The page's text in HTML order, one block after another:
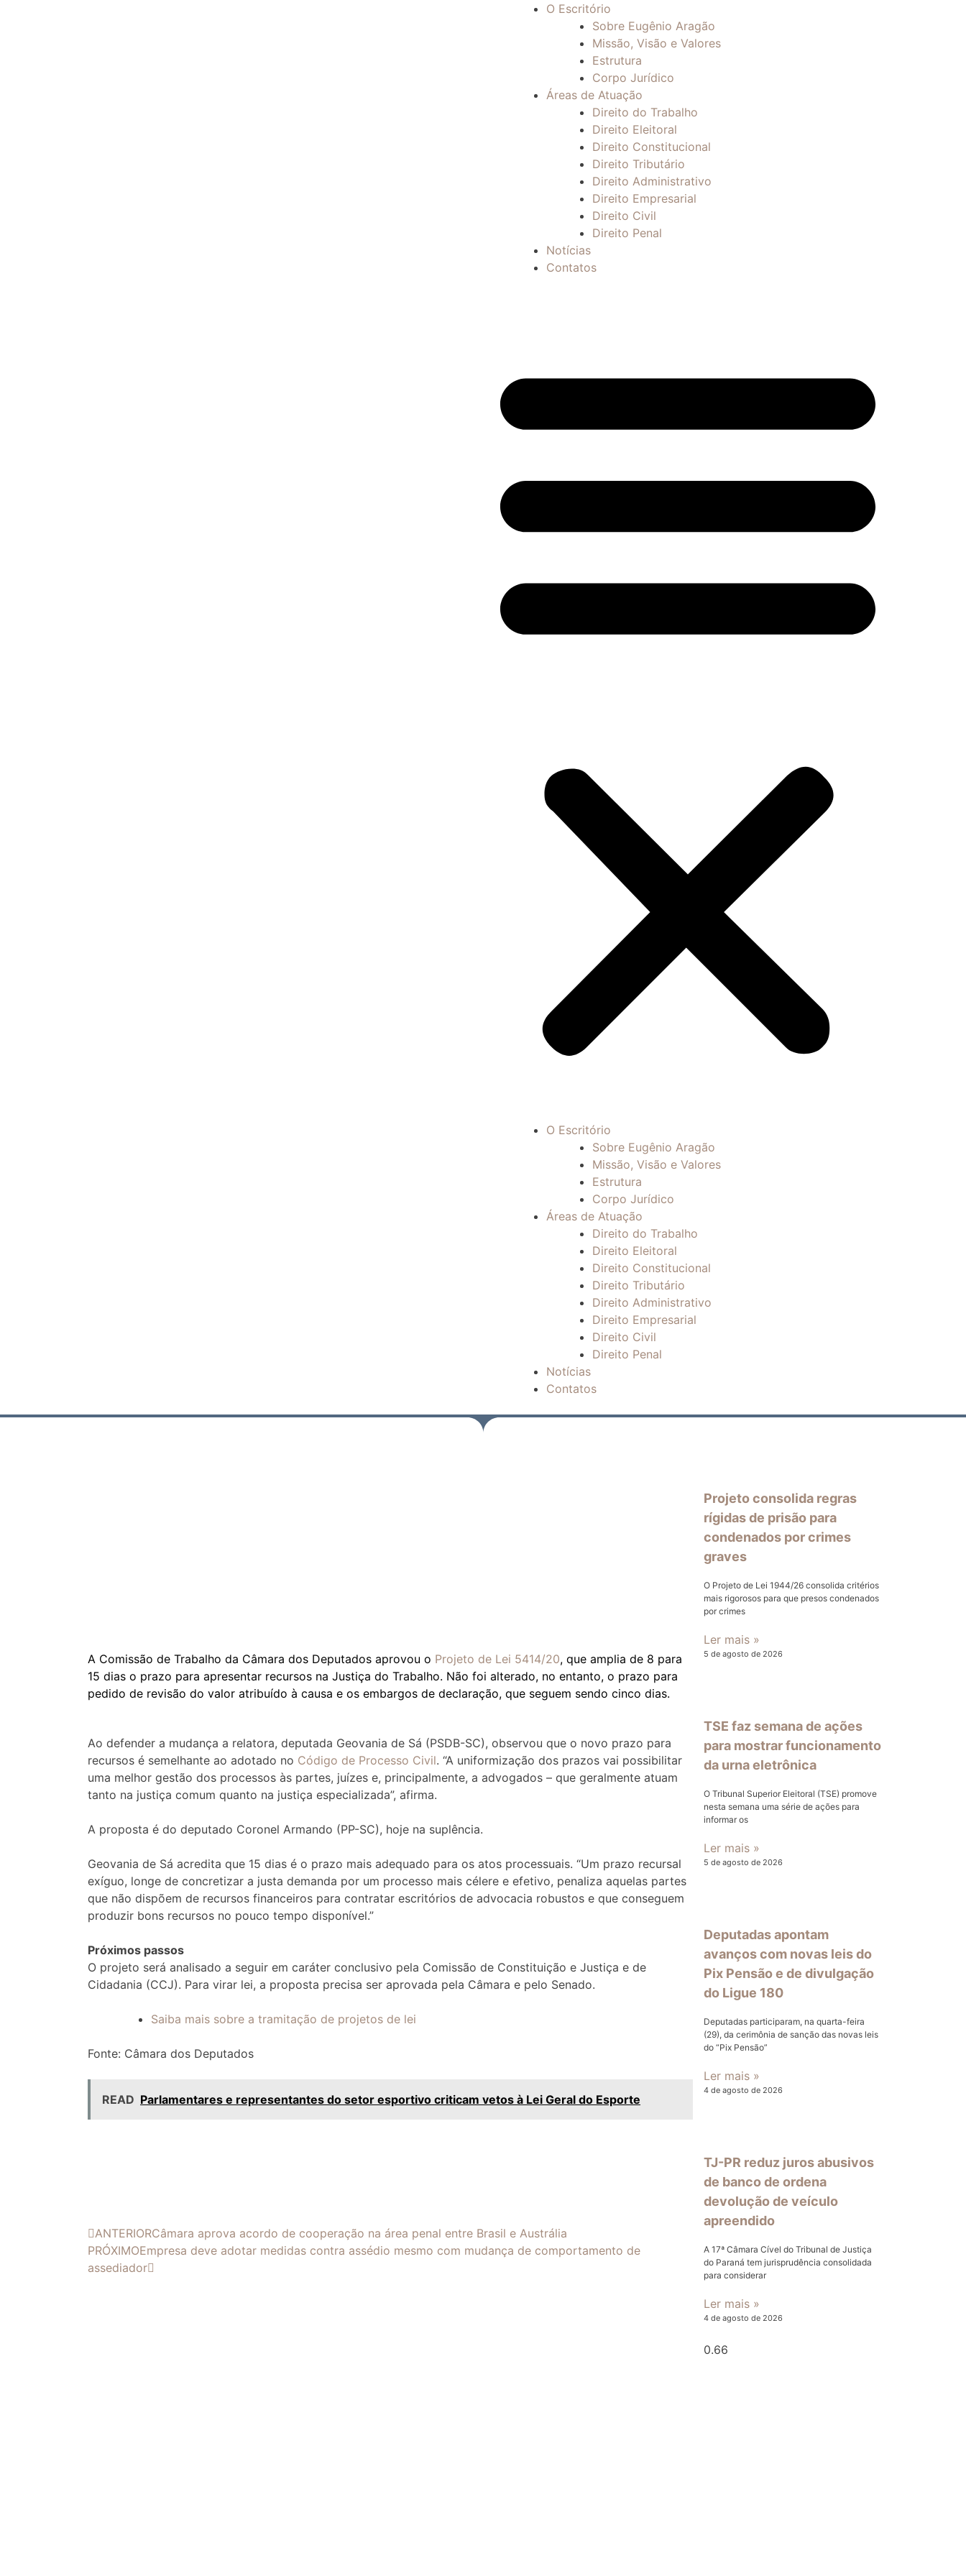
O Escritório
Sobre Eugênio Aragão
Missão, Visão e Valores
Estrutura
Corpo Jurídico
Áreas de Atuação
Direito do Trabalho
Direito Eleitoral
Direito Constitucional
Direito Tributário
Direito Administrativo
Direito Empresarial
Direito Civil
Direito Penal
Notícias
Contatos
O Escritório
Sobre Eugênio Aragão
Missão, Visão e Valores
Estrutura
Corpo Jurídico
Áreas de Atuação
Direito do Trabalho
Direito Eleitoral
Direito Constitucional
Direito Tributário
Direito Administrativo
Direito Empresarial
Direito Civil
Direito Penal
Notícias
Contatos
A Comissão de Trabalho da Câmara dos Deputados aprovou o Projeto de Lei 5414/20, que amplia de 8 para
15 dias o prazo para apresentar recursos na Justiça do Trabalho. Não foi alterado, no entanto, o prazo para
pedido de revisão do valor atribuído à causa e os embargos de declaração, que seguem sendo cinco dias.
Ao defender a mudança a relatora, deputada Geovania de Sá (PSDB-SC), observou que o novo prazo para
recursos é semelhante ao adotado no Código de Processo Civil. “A uniformização dos prazos vai possibilitar
uma melhor gestão dos processos às partes, juízes e, principalmente, a advogados – que geralmente atuam
tanto na justiça comum quanto na justiça especializada”, afirma.
A proposta é do deputado Coronel Armando (PP-SC), hoje na suplência.
Geovania de Sá acredita que 15 dias é o prazo mais adequado para os atos processuais. “Um prazo recursal
exíguo, longe de concretizar a justa demanda por um processo mais célere e efetivo, penaliza aquelas partes
que não dispõem de recursos financeiros para contratar escritórios de advocacia robustos e que conseguem
produzir bons recursos no pouco tempo disponível.”
Próximos passos
O projeto será analisado a seguir em caráter conclusivo pela Comissão de Constituição e Justiça e de
Cidadania (CCJ). Para virar lei, a proposta precisa ser aprovada pela Câmara e pelo Senado.
Saiba mais sobre a tramitação de projetos de lei
Fonte: Câmara dos Deputados
READ Parlamentares e representantes do setor esportivo criticam vetos à Lei Geral do Esporte
ANTERIORCâmara aprova acordo de cooperação na área penal entre Brasil e Austrália
PRÓXIMOEmpresa deve adotar medidas contra assédio mesmo com mudança de comportamento de
assediador
Projeto consolida regras
rígidas de prisão para
condenados por crimes
graves
O Projeto de Lei 1944/26 consolida critérios
mais rigorosos para que presos condenados
por crimes
Ler mais »
5 de agosto de 2026
TSE faz semana de ações
para mostrar funcionamento
da urna eletrônica
O Tribunal Superior Eleitoral (TSE) promove
nesta semana uma série de ações para
informar os
Ler mais »
5 de agosto de 2026
Deputadas apontam
avanços com novas leis do
Pix Pensão e de divulgação
do Ligue 180
Deputadas participaram, na quarta-feira
(29), da cerimônia de sanção das novas leis
do “Pix Pensão”
Ler mais »
4 de agosto de 2026
TJ-PR reduz juros abusivos
de banco de ordena
devolução de veículo
apreendido
A 17ª Câmara Cível do Tribunal de Justiça
do Paraná tem jurisprudência consolidada
para considerar
Ler mais »
4 de agosto de 2026